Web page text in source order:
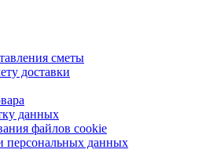
сметы
доставки
данных
файлов cookie
персональных данных